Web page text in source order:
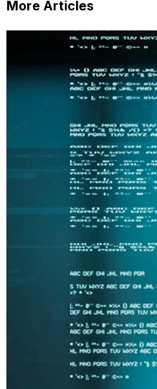
More Articles